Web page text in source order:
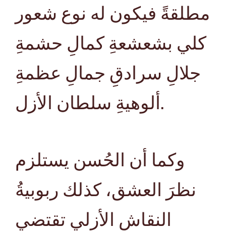
مطلقةً فيكون له نوع شعور
كلي بشعشعةِ كمالِ حشمةِ
جلالِ سرادقِ جمالِ عظمةِ
ألوهيةِ سلطان الأزل.
وكما أن الحُسن يستلزم
نظرَ العشق، كذلك ربوبيةُ
النقاش الأزلي تقتضي